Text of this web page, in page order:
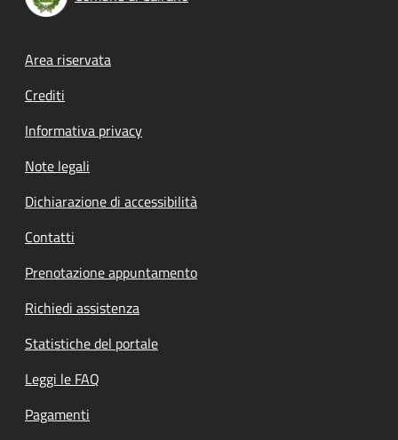
Footer menu
Area riservata
Crediti
Informativa privacy
Note legali
Dichiarazione di accessibilità
Contatti
Prenotazione appuntamento
Richiedi assistenza
Statistiche del portale
Leggi le FAQ
Pagamenti